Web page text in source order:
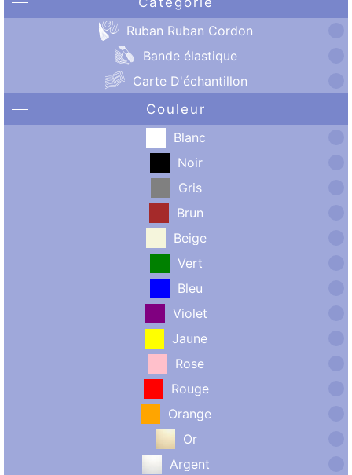
Ruban Ruban Cordon
Bande élastique
Carte D'échantillon
Couleur
Blanc
Noir
Gris
Brun
Beige
Vert
Bleu
Violet
Jaune
Rose
Rouge
Orange
Or
Argent